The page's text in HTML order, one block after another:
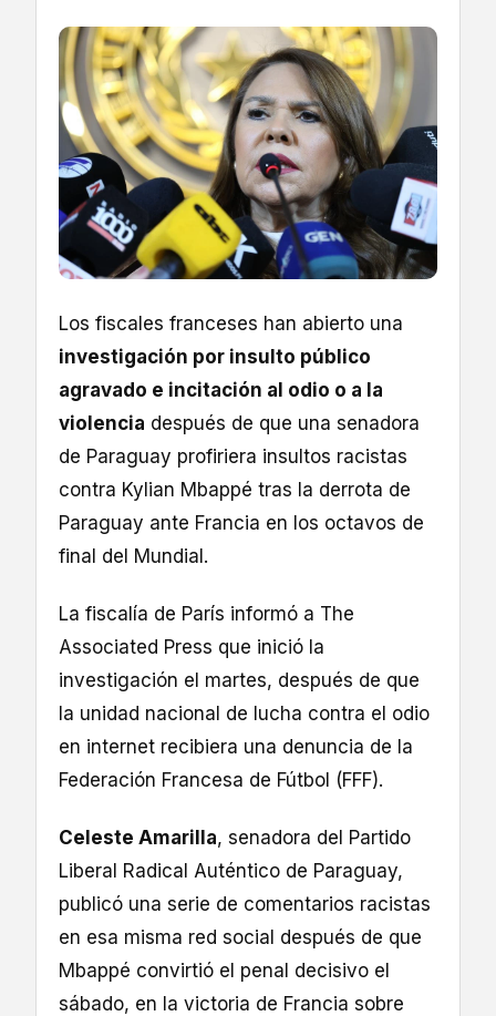
Los fiscales franceses han abierto una
investigación por insulto público
agravado e incitación al odio o a la
violencia después de que una senadora
de Paraguay profiriera insultos racistas
contra Kylian Mbappé tras la derrota de
Paraguay ante Francia en los octavos de
final del Mundial.
La fiscalía de París informó a The
Associated Press que inició la
investigación el martes, después de que
la unidad nacional de lucha contra el odio
en internet recibiera una denuncia de la
Federación Francesa de Fútbol (FFF).
Celeste Amarilla, senadora del Partido
Liberal Radical Auténtico de Paraguay,
publicó una serie de comentarios racistas
en esa misma red social después de que
Mbappé convirtió el penal decisivo el
sábado, en la victoria de Francia sobre